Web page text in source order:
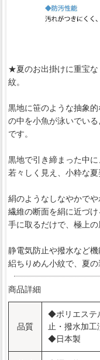
★夏のお出掛けに重宝な
紋。
黒地に笹のような抽象
の中を小魚が泳いでい
です。
黒地で引き締まった中
若々しく見え、小粋な夏
絹のようなしなやかでや
繊維の断面を絹に近づけ
手に取るだけで、極上の
静電気防止や撥水など
絽ちりめん小紋で、夏の
商品詳細
品質
◆ポリエステ
止・撥水加工
◆日本製